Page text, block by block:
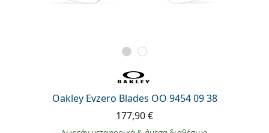
Oakley Evzero Blades OO 9454 09 38
177,90 €